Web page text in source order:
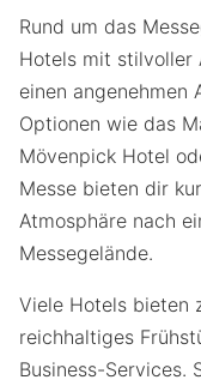
Rund um das
Hotels mit stilvoller
einen angenehmen
Optionen wie das
Mövenpick Hotel
Messe bieten dir
Atmosphäre nach
Messegelände.
Viele Hotels bieten
reichhaltiges
Business-Services.